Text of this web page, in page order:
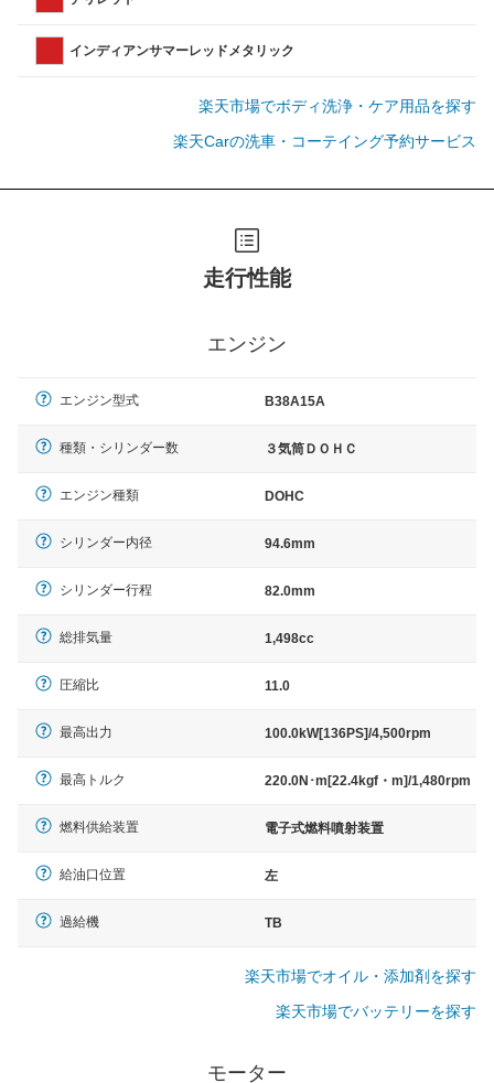
インディアンサマーレッドメタリック
楽天市場でボディ洗浄・ケア用品を探す
楽天Carの洗車・コーテイング予約サービス
走行性能
エンジン
エンジン型式 B38A15A
種類・シリンダー数 ３気筒ＤＯＨＣ
エンジン種類 DOHC
シリンダー内径 94.6mm
シリンダー行程 82.0mm
総排気量 1,498cc
圧縮比 11.0
最高出力 100.0kW[136PS]/4,500rpm
最高トルク 220.0N･m[22.4kgf・m]/1,480rpm
燃料供給装置 電子式燃料噴射装置
給油口位置 左
過給機 TB
楽天市場でオイル・添加剤を探す
楽天市場でバッテリーを探す
モーター